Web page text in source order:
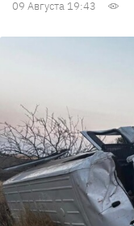
09 Августа 19:43